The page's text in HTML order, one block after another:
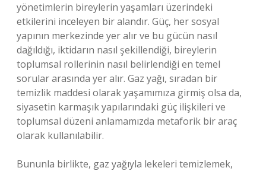
yönetimlerin bireylerin yaşamları üzerindeki
etkilerini inceleyen bir alandır. Güç, her sosyal
yapının merkezinde yer alır ve bu gücün nasıl
dağıldığı, iktidarın nasıl şekillendiği, bireylerin
toplumsal rollerinin nasıl belirlendiği en temel
sorular arasında yer alır. Gaz yağı, sıradan bir
temizlik maddesi olarak yaşamımıza girmiş olsa da,
siyasetin karmaşık yapılarındaki güç ilişkileri ve
toplumsal düzeni anlamamızda metaforik bir araç
olarak kullanılabilir.
Bununla birlikte, gaz yağıyla lekeleri temizlemek,